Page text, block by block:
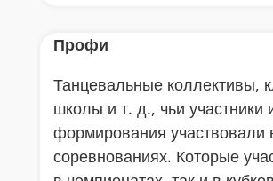
Профи
Танцевальные коллективы,
школы и т. д., чьи участники
формирования участвовали
соревнованиях. Которые